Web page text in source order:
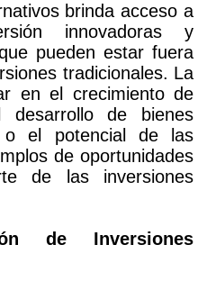
brinda acceso a
innovadoras y
pueden estar fuera
tradicionales. La
en el crecimiento de
desarrollo de bienes
el potencial de las
de oportunidades
de las inversiones
de Inversiones